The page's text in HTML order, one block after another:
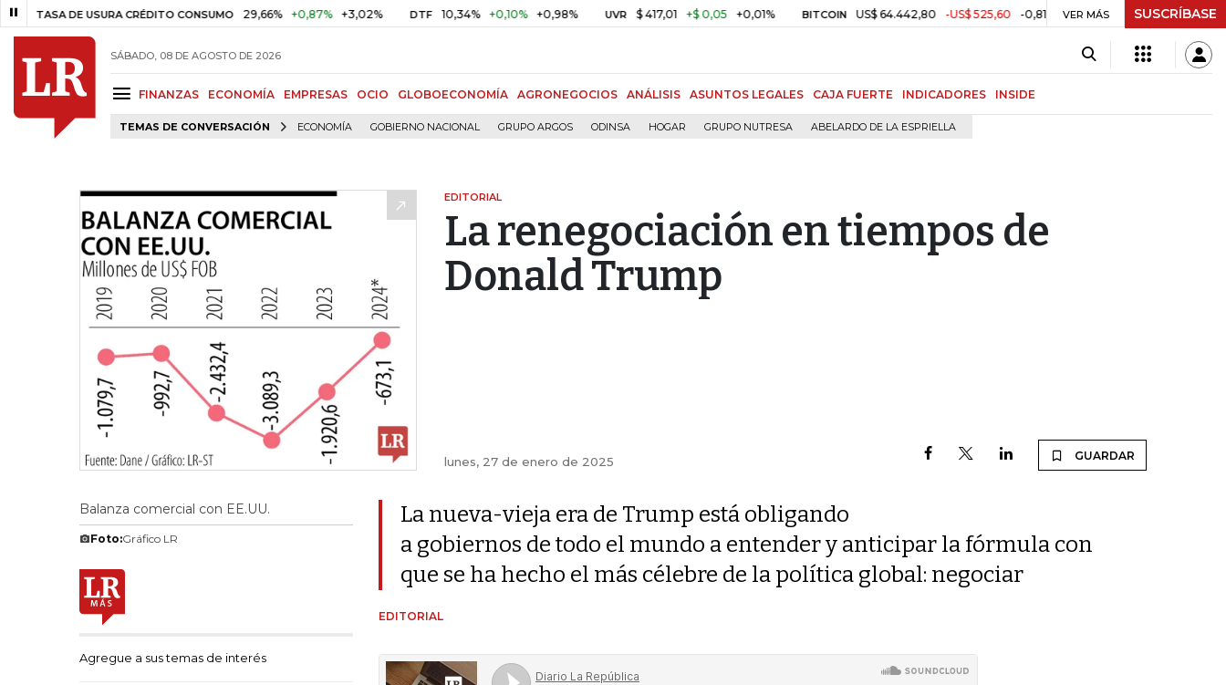
DE USURA CRÉDITO CONSUMO 29,66% +0,87% +3,02% DTF 10,34% +0,10% +0,98% UVR $ 417,01 +$ 0,05 +0,01% BITCOIN US$ 64.442,80 -US$ 525,60 -0,81% TRM $ 3.157,43 -$ 21,97 -0,69%
VER MÁS SUSCRÍBASE
SÁBADO, 08 DE AGOSTO DE 2026
FINANZAS ECONOMÍA EMPRESAS OCIO GLOBOECONOMÍA AGRONEGOCIOS ANÁLISIS ASUNTOS LEGALES CAJA FUERTE INDICADORES INSIDE
TEMAS DE CONVERSACIÓN ECONOMÍA GOBIERNO NACIONAL GRUPO ARGOS ODINSA HOGAR GRUPO NUTRESA ABELARDO DE LA ESPRIELLA
EDITORIAL
La renegociación en tiempos de
Donald Trump
lunes, 27 de enero de 2025 GUARDAR
Balanza comercial con EE.UU.
Foto:Gráfico LR
Agregue a sus temas de interés
La nueva-vieja era de Trump está obligando
a gobiernos de todo el mundo a entender y anticipar la fórmula con
que se ha hecho el más célebre de la política global: negociar
EDITORIAL